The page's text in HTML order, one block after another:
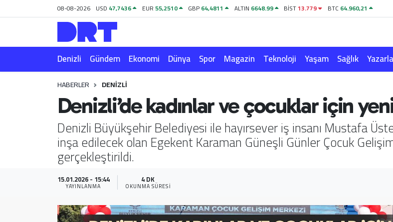
08-08-2026 USD 47,7436 EUR55,2510 GBP64,4811 ALTIN 6648.99 BİST13.779 BTC64.960,21
Denizli Gündem Ekonomi Dünya Spor Magazin Teknoloji Yaşam Sağlık
HABERLER DENIZLI
Denizli’de kadınlar ve çocuklar için
Denizli Büyükşehir Belediyesi ile hayırsever iş insanı Mustafa
inşa edilecek olan Egekent Karaman Güneşli Günler Çocuk
gerçekleştirildi.
15.01.2026 - 15:44
YAYINLANMA
4 DK
OKUNMA SÜRESI
Gündem
Ekonomi
Magazin
Hava Durumu
Trafik Durumu
Puan Durumu ve Fikstür
Tüm Manşetler
Son Dakika Haberleri
Haber Arşivi